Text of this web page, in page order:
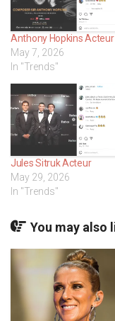
Anthony Hopkins Acteur
May 7, 2026
In "Trends"
Jules Sitruk Acteur
May 29, 2026
In "Trends"
You may also